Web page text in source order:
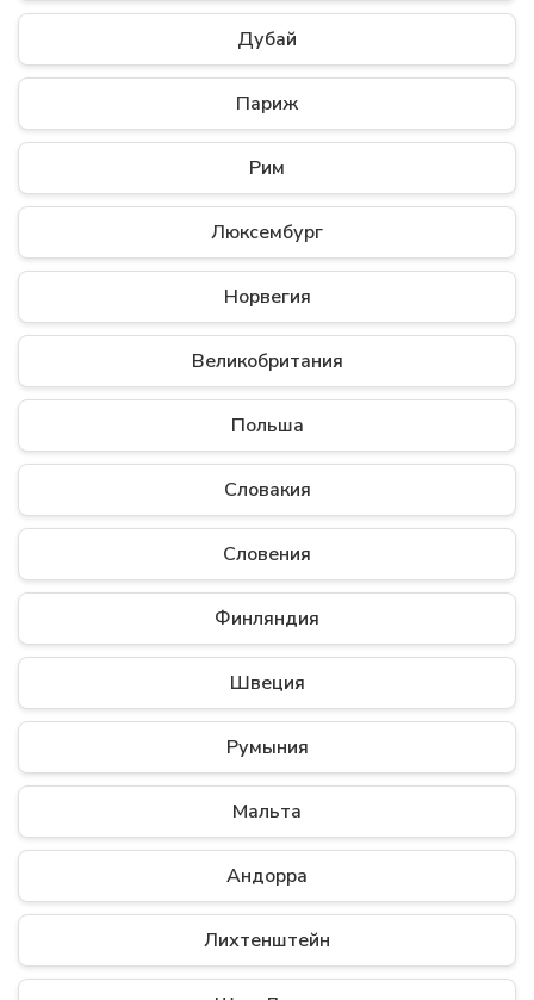
Дубай
Париж
Рим
Люксембург
Норвегия
Великобритания
Польша
Словакия
Словения
Финляндия
Швеция
Румыния
Мальта
Андорра
Лихтенштейн